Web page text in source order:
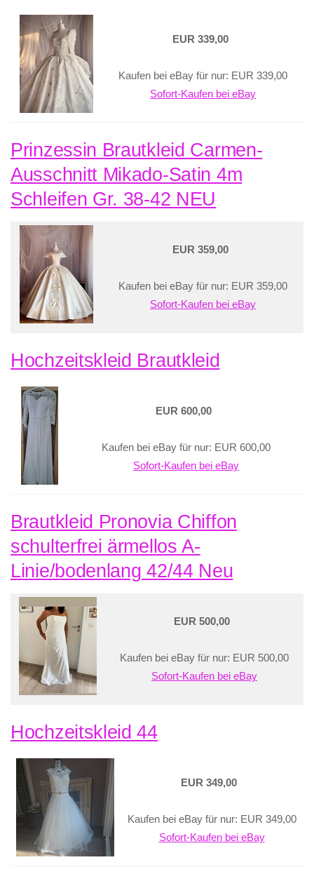
EUR 339,00
Kaufen bei eBay für nur: EUR 339,00
Sofort-Kaufen bei eBay
Prinzessin Brautkleid Carmen-
Ausschnitt Mikado-Satin 4m
Schleifen Gr. 38-42 NEU
EUR 359,00
Kaufen bei eBay für nur: EUR 359,00
Sofort-Kaufen bei eBay
Hochzeitskleid Brautkleid
EUR 600,00
Kaufen bei eBay für nur: EUR 600,00
Sofort-Kaufen bei eBay
Brautkleid Pronovia Chiffon
schulterfrei ärmellos A-
Linie/bodenlang 42/44 Neu
EUR 500,00
Kaufen bei eBay für nur: EUR 500,00
Sofort-Kaufen bei eBay
Hochzeitskleid 44
EUR 349,00
Kaufen bei eBay für nur: EUR 349,00
Sofort-Kaufen bei eBay